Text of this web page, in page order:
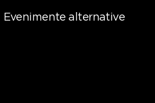
Evenimente alternative